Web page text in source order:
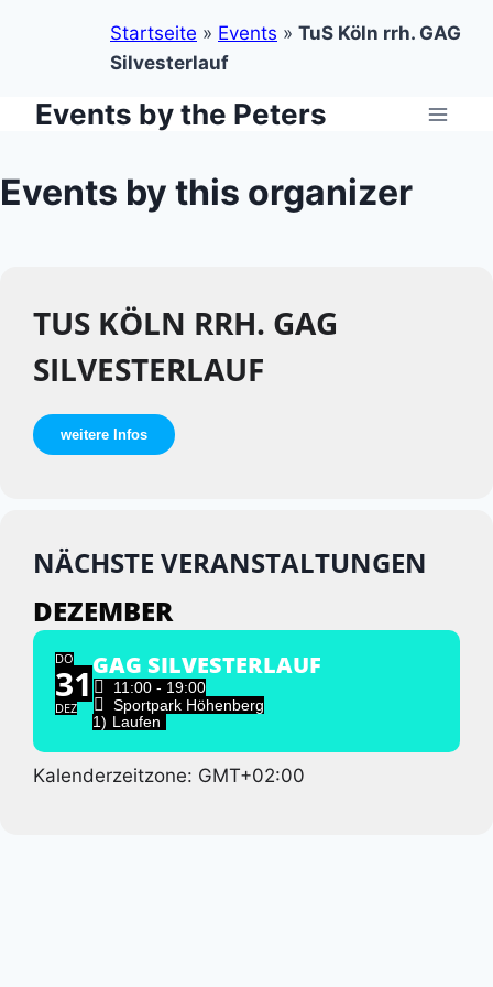
Startseite » Events » TuS Köln rrh. GAG
Silvesterlauf
ZumEvents by the Peters
Events by this organizer
TUS KÖLN RRH. GAG
SILVESTERLAUF
weitere Infos
NÄCHSTE VERANSTALTUNGEN
DEZEMBER
DO
31
DEZ
GAG SILVESTERLAUF
11:00 - 19:00
Sportpark Höhenberg
1) Laufen
Kalenderzeitzone: GMT+02:00